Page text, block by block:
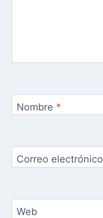
Nombre *
Correo electrónico
Web